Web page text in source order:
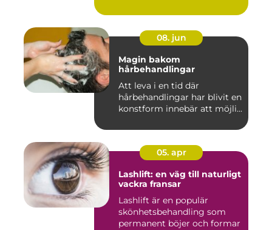
08. jun
Magin bakom
hårbehandlingar
Att leva i en tid där
hårbehandlingar har blivit en
konstform innebär att möjli...
05. apr
Lashlift: en väg till naturligt
vackra fransar
Lashlift är en populär
skönhetsbehandling som
permanent böjer och formar